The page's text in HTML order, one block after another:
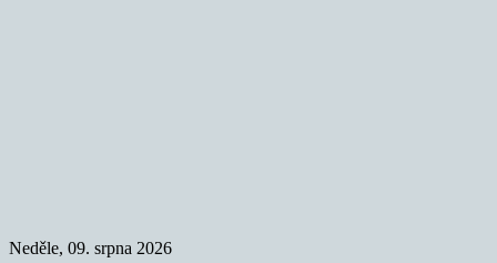
Neděle, 09. srpna 2026